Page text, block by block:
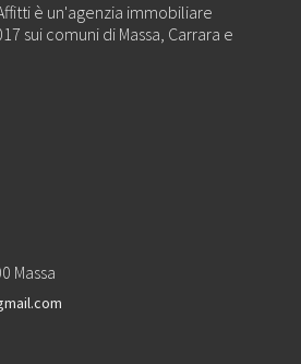
è un'agenzia immobiliare
sui comuni di Massa, Carrara e
Massa